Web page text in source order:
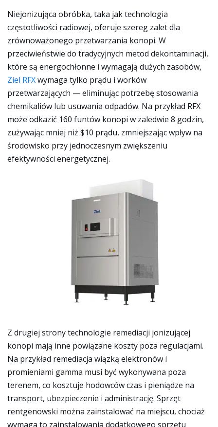
Niejonizująca obróbka, taka jak technologia
częstotliwości radiowej, oferuje szereg zalet dla
zrównoważonego przetwarzania konopi. W
przeciwieństwie do tradycyjnych metod dekontaminacji,
które są energochłonne i wymagają dużych zasobów,
Ziel RFXwymaga tylko prądu i worków
przetwarzających — eliminując potrzebę stosowania
chemikaliów lub usuwania odpadów. Na przykład RFX
może odkazić 160 funtów konopi w zaledwie 8 godzin,
zużywając mniej niż $10 prądu, zmniejszając wpływ na
środowisko przy jednoczesnym zwiększeniu
efektywności energetycznej.
Z drugiej strony technologie remediacji jonizującej
konopi mają inne powiązane koszty poza regulacjami.
Na przykład remediacja wiązką elektronów i
promieniami gamma musi być wykonywana poza
terenem, co kosztuje hodowców czas i pieniądze na
transport, ubezpieczenie i administrację. Sprzęt
rentgenowski można zainstalować na miejscu, chociaż
wymaga to zainstalowania dodatkowego sprzętu